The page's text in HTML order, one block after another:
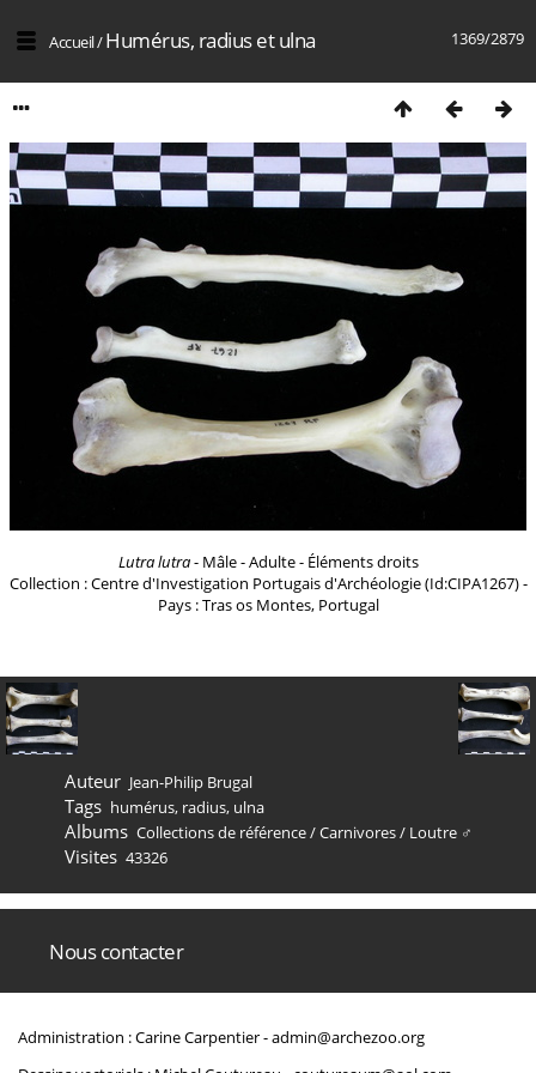
1369/2879
Accueil/Humérus, radius et ulna
Lutra lutra- Mâle - Adulte - Éléments droits
Collection : Centre d'Investigation Portugais d'Archéologie (Id:CIPA1267) -
Pays : Tras os Montes, Portugal
Auteur Jean-Philip Brugal
Tags humérus, radius, ulna
Albums Collections de référence/Carnivores/ Loutre ♂
Visites 43326
Nous contacter
Administration : Carine Carpentier -admin@archezoo.org